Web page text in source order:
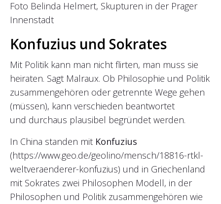
Foto Belinda Helmert, Skupturen in der Prager
Innenstadt
Konfuzius und Sokrates
Mit Politik kann man nicht flirten, man muss sie
heiraten. Sagt Malraux. Ob Philosophie und Politik
zusammengehören oder getrennte Wege gehen
(müssen), kann verschieden beantwortet
und durchaus plausibel begründet werden.
In China standen mit Konfuzius
(https://www.geo.de/geolino/mensch/18816-rtkl-
weltveraenderer-konfuzius) und in Griechenland
mit Sokrates zwei Philosophen Modell, in der
Philosophen und Politik zusammengehören wie